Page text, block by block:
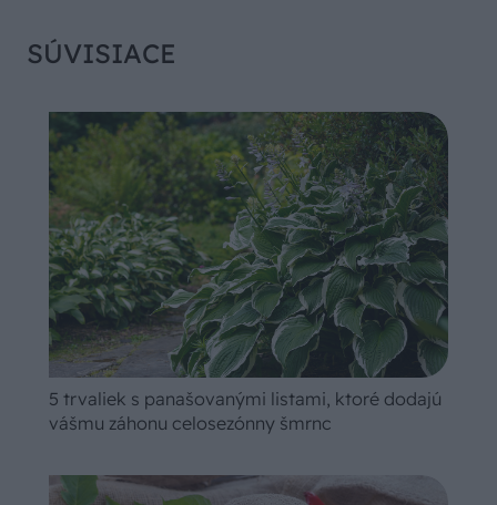
SÚVISIACE
5 trvaliek s panašovanými listami, ktoré dodajú
vášmu záhonu celosezónny šmrnc